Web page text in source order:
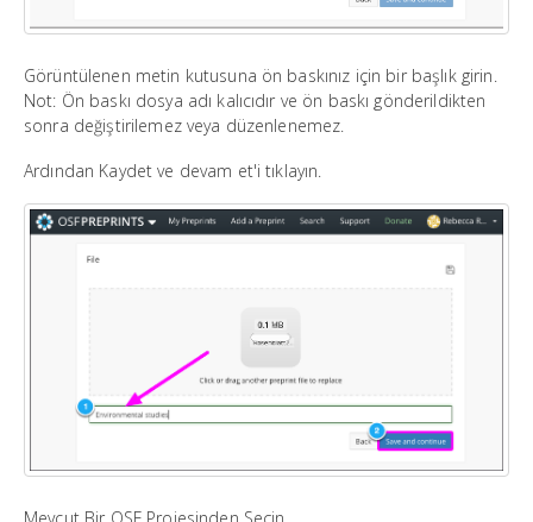
Görüntülenen metin kutusuna ön baskınız için bir başlık girin.
Not: Ön baskı dosya adı kalıcıdır ve ön baskı gönderildikten
sonra değiştirilemez veya düzenlenemez.
Ardından Kaydet ve devam et'i tıklayın.
Mevcut Bir OSF Projesinden Seçin